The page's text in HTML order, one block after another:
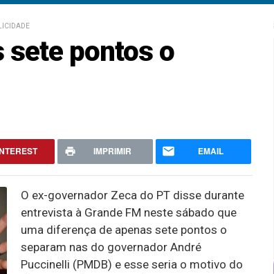
sete pontos o
IMPRIMIR EMAIL
O ex-governador Zeca do PT disse durante
entrevista à Grande FM neste sábado que
uma diferença de apenas sete pontos o
separam nas do governador André
Puccinelli (PMDB) e esse seria o motivo do